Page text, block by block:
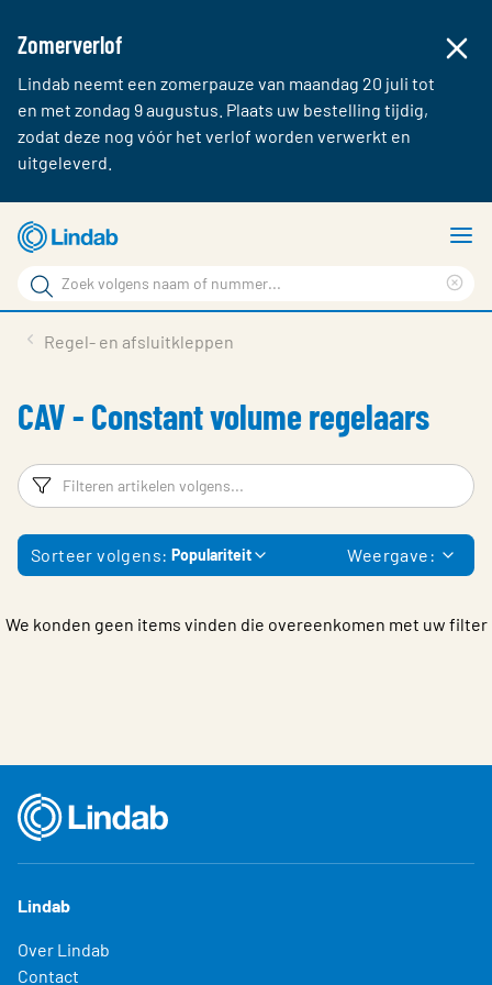
Zomerverlof
Lindab neemt een zomerpauze van maandag 20 juli tot
en met zondag 9 augustus. Plaats uw bestelling tijdig,
zodat deze nog vóór het verlof worden verwerkt en
uitgeleverd.
naar
hoofdinhoud
Zoek
Zoek
Contact
Inloggen
Choose languge
Regel- en afsluitkleppen
CAV - Constant volume regelaars
Filters
Sorteer volgens: Populariteit Weergave:
We konden geen items vinden die overeenkomen met uw filter
Lindab
Over Lindab
Contact